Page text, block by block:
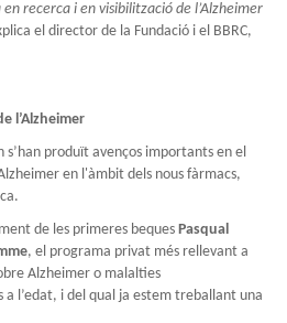
recerca i en visibilització de l’Alzheimer
el director de la Fundació i el BBRC,
l’Alzheimer
s’han produït avenços importants en el
en l'àmbit dels nous fàrmacs,
de les primeres beques Pasqual
, el programa privat més rellevant a
Alzheimer o malalties
a l’edat, i del qual ja estem treballant una